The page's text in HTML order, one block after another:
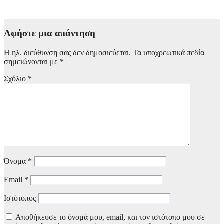
Αφήστε μια απάντηση
Η ηλ. διεύθυνση σας δεν δημοσιεύεται. Τα υποχρεωτικά πεδία
σημειώνονται με *
Σχόλιο *
Όνομα *
Email *
Ιστότοπος
Αποθήκευσε το όνομά μου, email, και τον ιστότοπο μου σε